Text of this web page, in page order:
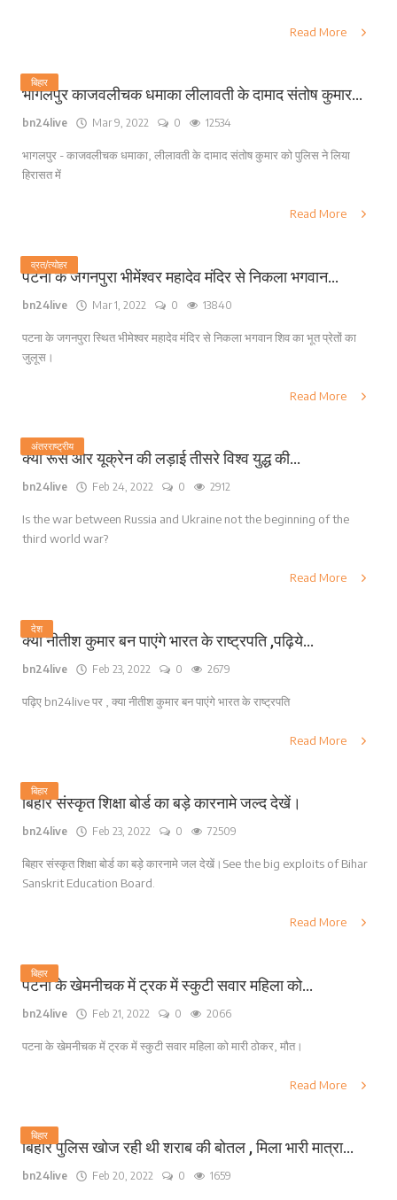
Read More
बिहार
भागलपुर काजवलीचक धमाका लीलावती के दामाद संतोष कुमार...
bn24live Mar 9, 2022 0 12534
भागलपुर - काजवलीचक धमाका, लीलावती के दामाद संतोष कुमार को पुलिस ने लिया
हिरासत में
Read More
व्रत/त्योहर
पटना के जगनपुरा भीमेंश्वर महादेव मंदिर से निकला भगवान...
bn24live Mar 1, 2022 0 13840
पटना के जगनपुरा स्थित भीमेश्वर महादेव मंदिर से निकला भगवान शिव का भूत प्रेतों का
जुलूस।
Read More
अंतरराष्ट्रीय
क्या रूस और यूक्रेन की लड़ाई तीसरे विश्व युद्ध की...
bn24live Feb 24, 2022 0 2912
Is the war between Russia and Ukraine not the beginning of the
third world war?
Read More
देश
क्या नीतीश कुमार बन पाएंगे भारत के राष्ट्रपति ,पढ़िये...
bn24live Feb 23, 2022 0 2679
पढ़िए bn24live पर , क्या नीतीश कुमार बन पाएंगे भारत के राष्ट्रपति
Read More
बिहार
बिहार संस्कृत शिक्षा बोर्ड का बड़े कारनामे जल्द देखें।
bn24live Feb 23, 2022 0 72509
बिहार संस्कृत शिक्षा बोर्ड का बड़े कारनामे जल देखें।See the big exploits of Bihar
Sanskrit Education Board.
Read More
बिहार
पटना के खेमनीचक में ट्रक में स्कुटी सवार महिला को...
bn24live Feb 21, 2022 0 2066
पटना के खेमनीचक में ट्रक में स्कुटी सवार महिला को मारी ठोकर, मौत।
Read More
बिहार
बिहार पुलिस खोज रही थी शराब की बोतल , मिला भारी मात्रा...
bn24live Feb 20, 2022 0 1659